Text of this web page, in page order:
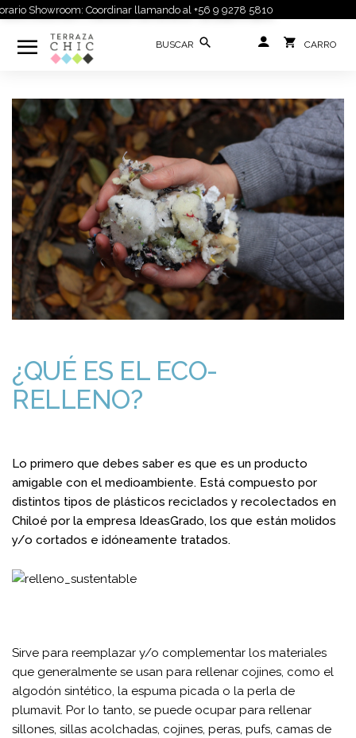
Showroom: Coordinar llamando al +56 9 9278 5810
¿QUÉ ES EL ECO-
RELLENO?
Lo primero que debes saber es que es un producto
amigable con el medioambiente. Está compuesto por
distintos tipos de plásticos reciclados y recolectados en
Chiloé por la empresa IdeasGrado, los que están molidos
y/o cortados e idóneamente tratados.
Sirve para reemplazar y/o complementar los materiales
que generalmente se usan para rellenar cojines, como el
algodón sintético, la espuma picada o la perla de
plumavit. Por lo tanto, se puede ocupar para rellenar
sillones, sillas acolchadas, cojines, peras, pufs, camas de